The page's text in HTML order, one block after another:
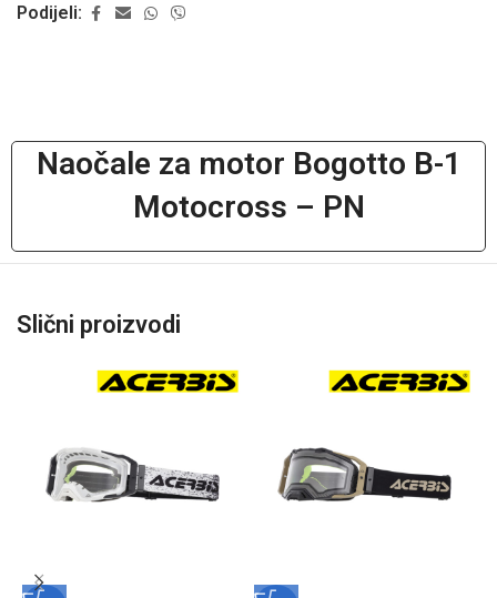
Podijeli:
Naočale za motor Bogotto B-1
Motocross – PN
Slični proizvodi